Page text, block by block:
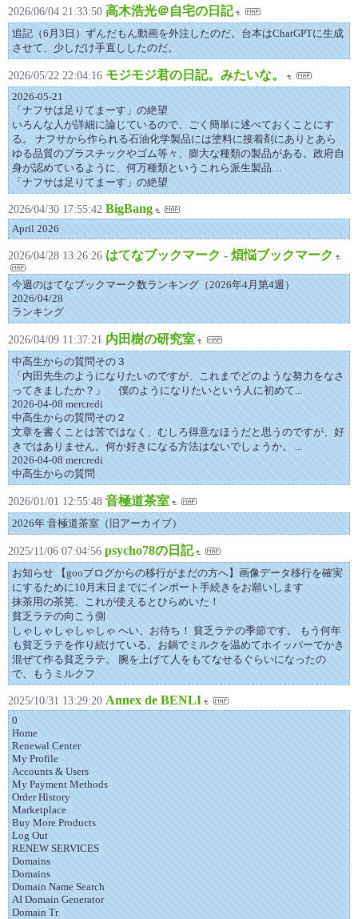
2026/06/04 21:33:50 高木浩光＠自宅の日記
追記（6月3日）ずんだもん動画を外注したのだ。台本はChatGPTに生成
させて、少しだけ手直ししたのだ。
2026/05/22 22:04:16 モジモジ君の日記。みたいな。
2026-05-21
「ナフサは足りてまーす」の絶望
いろんな人が詳細に論じているので、ごく簡単に述べておくことにす
る。 ナフサから作られる石油化学製品には塗料に接着剤にありとあら
ゆる品質のプラスチックやゴム等々、膨大な種類の製品がある。政府自
身が認めているように、何万種類というこれら派生製品…
「ナフサは足りてまーす」の絶望
2026/04/30 17:55:42 BigBang
April 2026
2026/04/28 13:26:26 はてなブックマーク - 煩悩ブックマーク
今週のはてなブックマーク数ランキング（2026年4月第4週）
2026/04/28
ランキング
2026/04/09 11:37:21 内田樹の研究室
中高生からの質問その３
「内田先生のようになりたいのですが、これまでどのような努力をなさ
ってきましたか？」 僕のようになりたいという人に初めて...
2026-04-08 mercredi
中高生からの質問その２
文章を書くことは苦ではなく、むしろ得意なほうだと思うのですが、好
きではありません。何か好きになる方法はないでしょうか。 ...
2026-04-08 mercredi
中高生からの質問
2026/01/01 12:55:48 音極道茶室
2026年 音極道茶室（旧アーカイブ）
2025/11/06 07:04:56 psycho78の日記
お知らせ 【gooブログからの移行がまだの方へ】画像データ移行を確実
にするために10月末日までにインポート手続きをお願いします
抹茶用の茶筅、これが使えるとひらめいた！
貧乏ラテの向こう側
しゃしゃしゃしゃしゃ へい、お待ち！ 貧乏ラテの季節です。 もう何年
も貧乏ラテを作り続けている。お鍋でミルクを温めてホイッパーでかき
混ぜて作る貧乏ラテ。 腕を上げて人をもてなせるぐらいになったの
で、もうミルクフ
2025/10/31 13:29:20 Annex de BENLI
0
Home
Renewal Center
My Profile
Accounts & Users
My Payment Methods
Order History
Marketplace
Buy More Products
Log Out
RENEW SERVICES
Domains
Domains
Domain Name Search
AI Domain Generator
Domain Tr